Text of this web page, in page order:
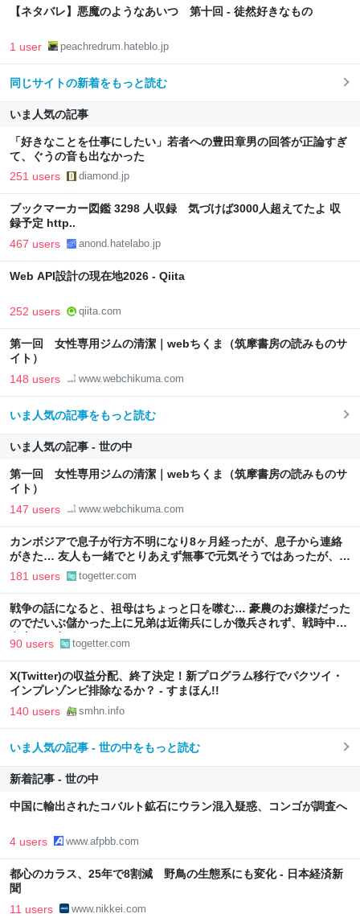
【ネタバレ】悪魔のようなあいつ 第十回 - 徒然好きなもの
1 user peachredrum.hateblo.jp
同じサイトの新着をもっと読む
いま人気の記事
「好きなことを仕事にしたい」若者への豊田章男の回答が正論すぎ
て、ぐうの音も出なかった
251 users diamond.jp
ブックマーカー図鑑 3298 人収録 気づけば3000人超えてたよ 収
録予定 http..
467 users anond.hatelabo.jp
Web API設計の現在地2026 - Qiita
252 users qiita.com
第一回 女性専用ジムの清潔｜webちくま（筑摩書房の読みものサ
イト）
148 users www.webchikuma.com
いま人気の記事をもっと読む
いま人気の記事 - 世の中
第一回 女性専用ジムの清潔｜webちくま（筑摩書房の読みものサ
イト）
147 users www.webchikuma.com
カンボジアで息子が行方不明になり8ヶ月経ったが、息子から連絡
がきた… 友人も一緒でとりあえず無事で元気そうではあったが、居
場所や会社名も言えず、帰国も難しい状況のよう
181 users togetter.com
戦争の話になると、祖母はちょっと口を噤む… 豪農のお嬢様だった
のでだいぶ儲かった上に兄弟は近衛兵にしか徴兵されず、戦時中も
白米しか食べたことがなかった
90 users togetter.com
X(Twitter)の収益分配、終了決定！新プログラム移行でパクツイ・
インプレゾンビ排除なるか？ - すまほん!!
140 users smhn.info
いま人気の記事 - 世の中をもっと読む
新着記事 - 世の中
中国に輸出されたコバルト鉱石にウラン混入疑惑、コンゴが調査へ
4 users www.afpbb.com
都心のカラス、25年で8割減 野鳥の生態系にも変化 - 日本経済新
聞
11 users www.nikkei.com